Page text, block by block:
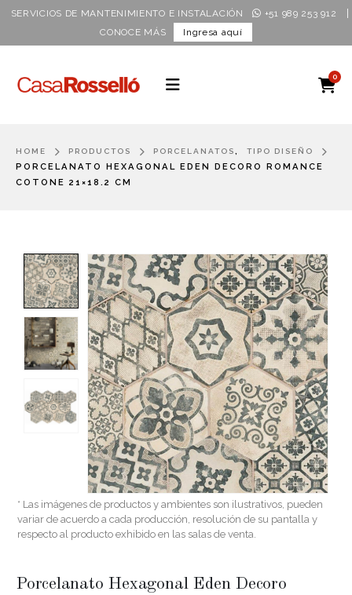
SERVICIOS DE MANTENIMIENTO E INSTALACIÓN +51 989 253 912
CONOCE MÁS Ingresa aquí
0
HOME PRODUCTOS PORCELANATOS, TIPO DISEÑO
PORCELANATO HEXAGONAL EDEN DECORO ROMANCE
COTONE 21×18.2 CM
* Las imágenes de productos y ambientes son ilustrativos, pueden
variar de acuerdo a cada producción, resolución de su pantalla y
respecto al producto exhibido en las salas de venta.
Porcelanato Hexagonal Eden Decoro